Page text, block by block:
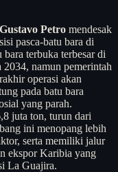
Petro mendesak
pasca-batu bara di
terbuka terbesar di
namun pemerintah
operasi akan
pada batu bara
yang parah.
juta ton, turun dari
ini menopang lebih
serta memiliki jalur
ekspor Karibia yang
La Guajira.